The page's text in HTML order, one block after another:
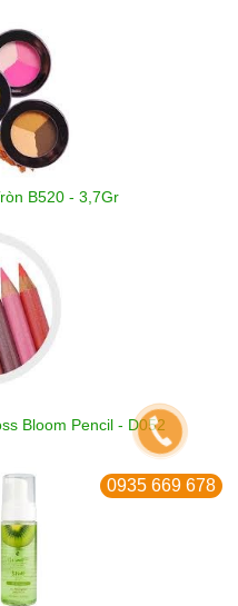
B520 - 3,7Gr
Bloom Pencil - D052
0935 669 678